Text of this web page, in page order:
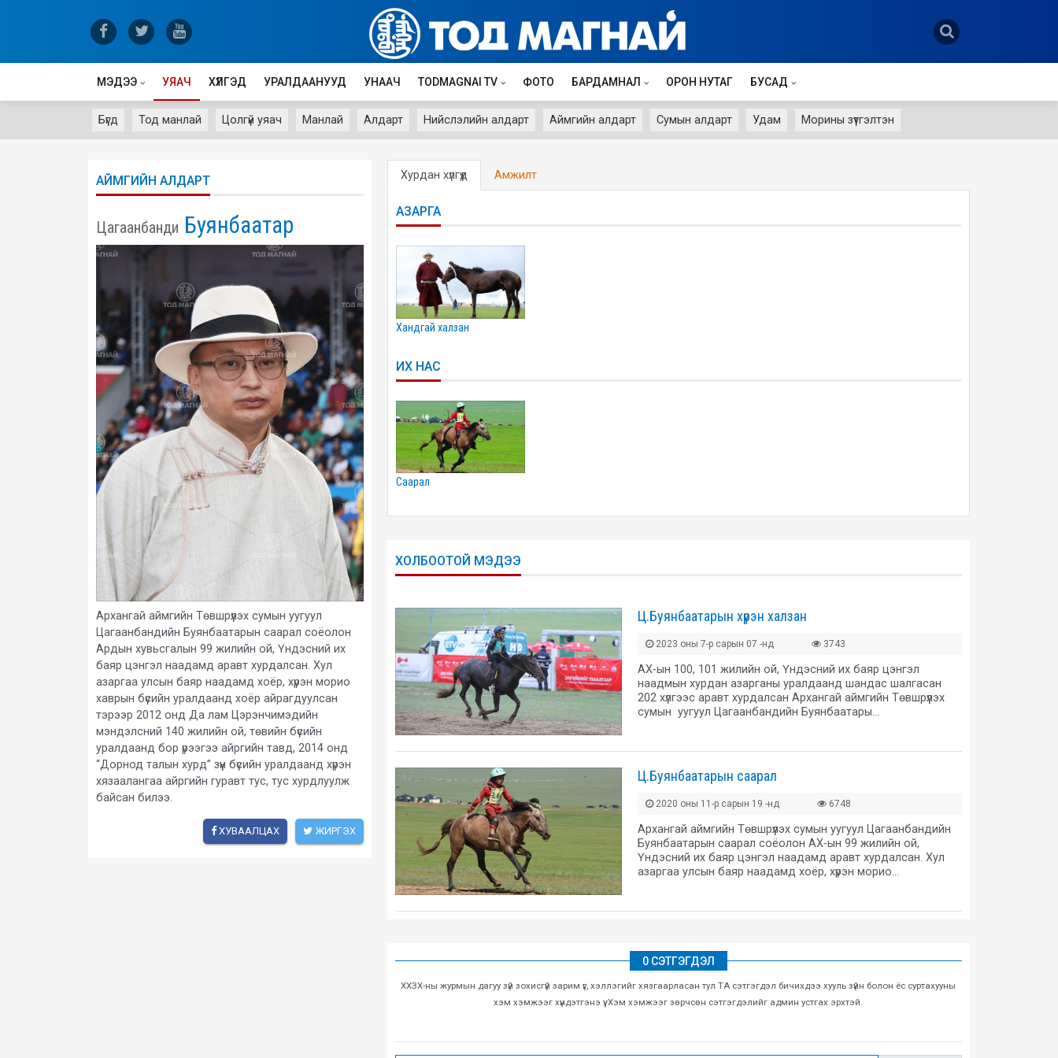
МЭДЭЭ УЯАЧ ХҮЛГЭД УРАЛДААНУУД УНААЧ TODMAGNAI TV ФОТО БАРДАМНАЛ ОРОН НУТАГ БУСАД
Бүгд Тод манлай Цолгүй уяач Манлай Алдарт Нийслэлийн алдарт Аймгийн алдарт Сумын алдарт Удам Морины зүтгэлтэн
АЙМГИЙН АЛДАРТ
Цагаанбанди Буянбаатар
Архангай аймгийн Төвшрүүлэх сумын уугуул
Цагаанбандийн Буянбаатарын саарал соёолон
Ардын хувьсгалын 99 жилийн ой, Үндэсний их
баяр цэнгэл наадамд аравт хурдалсан. Хул
азаргаа улсын баяр наадамд хоёр, хүрэн морио
хаврын бүсийн уралдаанд хоёр айрагдуулсан
тэрээр 2012 онд Да лам Цэрэнчимэдийн
мэндэлсний 140 жилийн ой, төвийн бүсийн
уралдаанд бор үрээгээ айргийн тавд, 2014 онд
“Дорнод талын хурд” зүүн бүсийн уралдаанд хүрэн
хязаалангаа айргийн гуравт тус, тус хурдлуулж
байсан билээ.
ХУВААЛЦАХ ЖИРГЭХ
Хурдан хүлгүүд Амжилт
АЗАРГА
хандгай халзан
ИХ НАС
саарал
ХОЛБООТОЙ МЭДЭЭ
Ц.Буянбаатарын хүрэн халзан
2023 оны 7-р сарын 07 -нд 3743
АХ-ын 100, 101 жилийн ой, Үндэсний их баяр цэнгэл
наадмын хурдан азарганы уралдаанд шандас шалгасан
202 хүлгээс аравт хурдалсан Архангай аймгийн Төвшрүүлэх
сумын уугуул Цагаанбандийн Буянбаатары…
Ц.Буянбаатарын саарал
2020 оны 11-р сарын 19 -нд 6748
Архангай аймгийн Төвшрүүлэх сумын уугуул Цагаанбандийн
Буянбаатарын саарал соёолон АХ-ын 99 жилийн ой,
Үндэсний их баяр цэнгэл наадамд аравт хурдалсан. Хул
азаргаа улсын баяр наадамд хоёр, хүрэн морио…
0 СЭТГЭГДЭЛ
ХХЗХ-ны журмын дагуу зүй зохисгүй зарим үг, хэллэгийг хязгаарласан тул ТА сэтгэгдэл бичихдээ хууль зүйн болон ёс суртахууны
хэм хэмжээг хүндэтгэнэ үү. Хэм хэмжээг зөрчсөн сэтгэгдэлийг админ устгах эрхтэй.